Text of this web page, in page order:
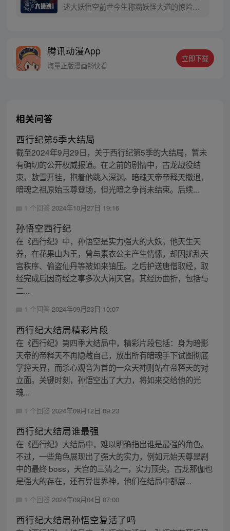
述大妖悟空前世今生称霸妖怪大道的惊险历
人…六十年后，他再次破石而出，背负着守
护族人的希望和信念打败了妖怪大道的霸
腾讯动漫App
海量正版漫画畅快看
立即下载
相关问答
西行纪第5季大结局
截至2024年9月29日，关于西行纪第5季的大结局，暂未
有确切的公开权威报道。在之前的剧情中，古龙战役结
束，敖雪开挂，抱着他跳入深渊。暗魂天帝帝释天撤退，
暗魂之祖原始玉尊登场，但光暗之争尚未结束。后续...
1 个回答 2024年10月27日 19:16
孙悟空西行纪
在《西行纪》中，孙悟空是实力强大的大妖。他天生天
养，在花果山为王，曾与素衣公主产生情愫，却因扰乱天
宫秩序、偷盗仙丹等被如来镇压。之后护送唐僧取经，取
经完成后因奇经之事多次大闹天宫。其经历曲折，包括与
二...
1 个回答 2024年09月23日 10:07
西行纪大结局精彩片段
在《西行纪》第四季大结局中，精彩片段包括：身为暗影
天帝的帝释天不再隐藏自己，放出所有暗魂手下试图彻底
掌控天界，而杀心观音为首的一众天神则站在帝释天的对
立面。关键时刻，孙悟空出了大力，将如来交给他的光
魂...
1 个回答 2024年09月12日 09:23
西行纪大结局谁最强
在《西行纪》大结局中，难以明确指出谁是最强的角色。
不过，一些角色展现出了强大的实力，例如元始天尊是剧
中的最终 boss，天宫的三清之一，实力顶尖。古龙那伽也
是强大的存在，还有异世界神，他们在结局中都展...
1 个回答 2024年09月04日 07:00
西行纪大结局孙悟空复活了吗